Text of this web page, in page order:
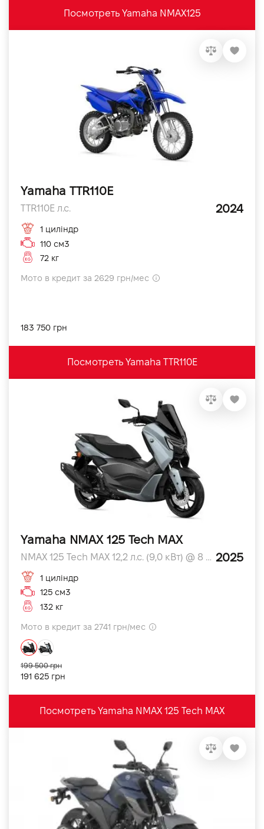
Посмотреть Yamaha NMAX125
Yamaha TTR110E
TTR110E л.с. 2024
1 циліндр
110 см3
72 кг
Мото в кредит за 2629 грн/мес
183 750 грн
Посмотреть Yamaha TTR110E
Yamaha NMAX 125 Tech MAX
NMAX 125 Tech MAX 12,2 л.с. (9,0 кВт) @ 8 000 л.с. 2025
1 циліндр
125 см3
132 кг
Мото в кредит за 2741 грн/мес
191 625 грн
199 500 грн
Посмотреть Yamaha NMAX 125 Tech MAX